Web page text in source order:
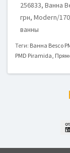
256833, Ванна
грн, Modern/
ванны
Теги: Ванна Besco
PMD Piramida,